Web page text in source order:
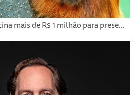
mais de R$ 1 milhão para prese...